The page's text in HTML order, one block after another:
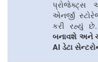
પ્રોજેક્ટ્સ
એનર્જી
કરી રહ્યું છે.
બનાવશે અને
AI ડેટા